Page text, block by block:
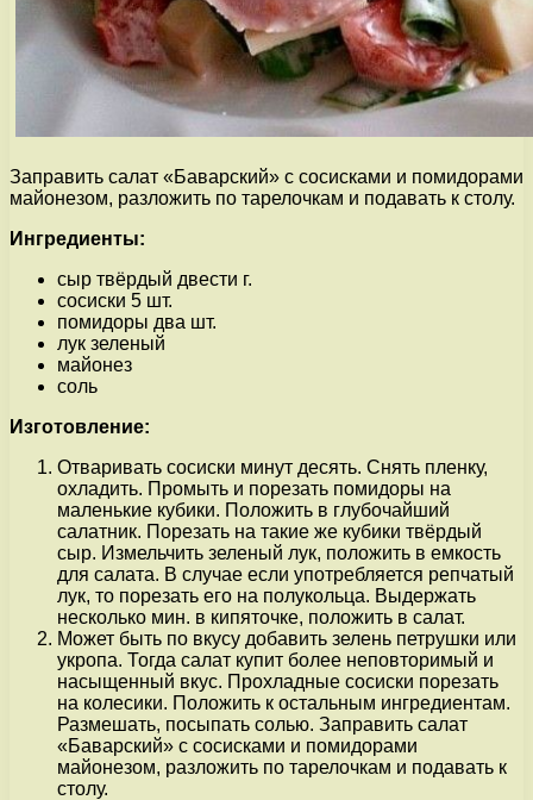
Заправить салат «Баварский» с сосисками и помидорами
майонезом, разложить по тарелочкам и подавать к столу.
Ингредиенты:
сыр твёрдый двести г.
сосиски 5 шт.
помидоры два шт.
лук зеленый
майонез
соль
Изготовление:
Отваривать сосиски минут десять. Снять пленку,
охладить. Промыть и порезать помидоры на
маленькие кубики. Положить в глубочайший
салатник. Порезать на такие же кубики твёрдый
сыр. Измельчить зеленый лук, положить в емкость
для салата. В случае если употребляется репчатый
лук, то порезать его на полукольца. Выдержать
несколько мин. в кипяточке, положить в салат.
Может быть по вкусу добавить зелень петрушки или
укропа. Тогда салат купит более неповторимый и
насыщенный вкус. Прохладные сосиски порезать
на колесики. Положить к остальным ингредиентам.
Размешать, посыпать солью. Заправить салат
«Баварский» с сосисками и помидорами
майонезом, разложить по тарелочкам и подавать к
столу.